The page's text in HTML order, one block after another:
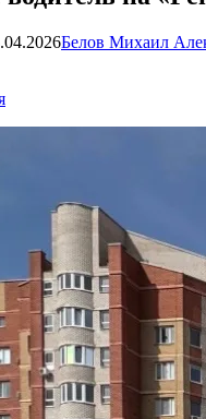
Белов Михаил